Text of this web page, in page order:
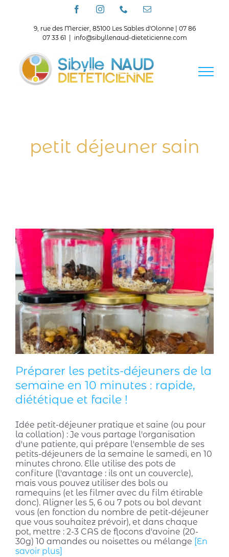
FacebookInstagramTéléphoneEmail
9, rue des Mercier, 85100 Les Sables d'Olonne | 07 86
07 33 61
info@sibyllenaud-dieteticienne.com
petit déjeuner sain
Préparer les petits-déjeuners de la
semaine en 10 minutes : rapide,
diététique et facile !
Idée petit-déjeuner pratique et saine (ou pour
la collation) : Je vous partage l'organisation
d'une patiente, qui prépare l'ensemble de ses
petits-déjeuners de la semaine le samedi, en 10
minutes chrono. Elle utilise des pots de
confiture (l'avantage : ils ont un couvercle),
mais vous pouvez utiliser des bols ou
ramequins (et les filmer avec du film étirable
donc). Aligner les 5, 6 ou 7 pots ou bol devant
vous (en fonction du nombre de petit-déjeuner
que vous souhaitez prévoir), et dans chaque
pot, mettre : 2-3 CAS de flocons d'avoine (20-
30g) 10 amandes ou noisettes ou mélange [En
savoir plus]